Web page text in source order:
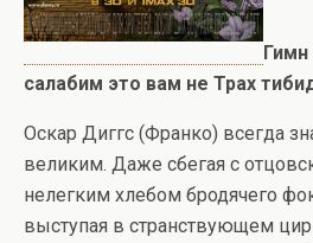
Гимн
салабим это вам не Трах
Оскар Диггс (Франко) всегда
великим. Даже сбегая с
нелегким хлебом бродячего
выступая в странствующем